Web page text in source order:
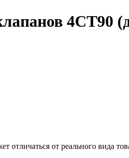
4СТ90
отличаться от реального вида